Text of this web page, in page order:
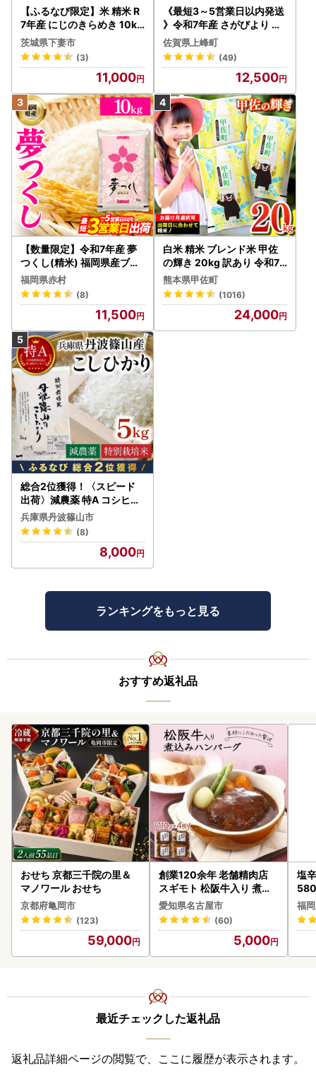
【ふるなび限定】米 精米 R
7年産 にじのきらめき 10kg
10月 FN-Limited-PR
茨城県下妻市
(3)
11,000
《最短3～5営業日以内発送
》令和7年産 さがびより 佐
賀県産（精米）10kg
佐賀県上峰町
(49)
12,500
【数量限定】令和7年産 夢
つくし(精米) 福岡県産ブラ
ンド米 10kg (品番:3X11R7)
福岡県赤村
(8)
11,500
白米 精米 ブレンド米 甲佐
の輝き 20kg 訳あり 令和7
年産 【価格改定ZS】
熊本県甲佐町
(1016)
24,000
総合2位獲得！〈スピード
出荷〉減農薬 特A コシヒカ
リ 5kg 丹波篠山産 特別栽培
米 こしひかり
兵庫県丹波篠山市
(8)
8,000
ランキングをもっと見る
おすすめ返礼品
おせち 京都三千院の里＆
マノワール おせち
京都府亀岡市
(123)
59,000
創業120余年 老舗精肉店
スギモト 松阪牛入り 煮込
み ハンバーグ 110g×4枚
惣菜 お取り寄せ グルメ ハ
ンバーグ 冷凍
愛知県名古屋市
(60)
5,000
塩
福
最近チェックした返礼品
返礼品詳細ページの閲覧で、ここに履歴が表示されます。